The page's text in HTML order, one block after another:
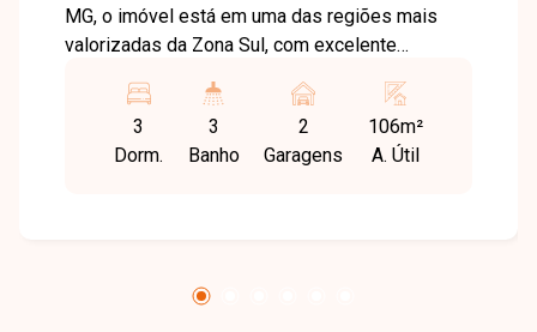
MG, o imóvel está em uma das regiões mais
valorizadas da Zona Sul, com excelente
cidade e proximidade a comércios, serviços e
áreas de lazer, proporcionando conforto e
qualidade de vida. Sala de estar integrada à
gourmet com cortina de vidro, 2 vagas de
3
Dorm.
3
Banho
2
Garagens
106m²
A. Útil